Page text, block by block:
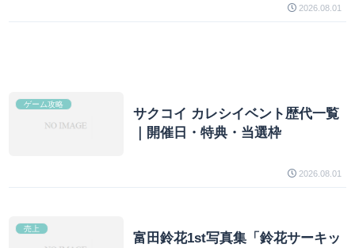
2026.08.01
ゲーム攻略
サクコイ カレシイベント歴代一覧
｜開催日・特典・当選枠
2026.08.01
売上
富田鈴花1st写真集「鈴花サーキッ